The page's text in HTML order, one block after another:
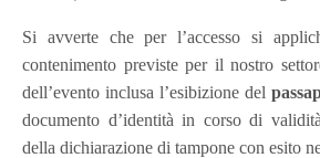
Si avverte che per l’accesso si
contenimento previste per il nostro
dell’evento inclusa l’esibizione del
documento d’identità in corso di
della dichiarazione di tampone con esito